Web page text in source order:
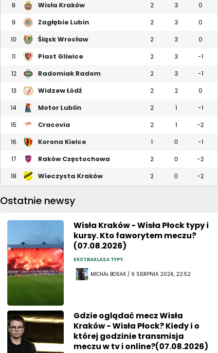
8 Wisła Kraków 2 3 0
9 Zagłębie Lubin 2 3 0
10 Śląsk Wrocław 2 3 0
11 Piast Gliwice 2 3 -1
12 Radomiak Radom 2 3 -1
13 Widzew Łódź 2 2 0
14 Motor Lublin 2 1 -1
15 Cracovia 2 1 -2
16 Korona Kielce 1 0 -1
17 Raków Częstochowa 2 0 -2
18 Wieczysta Kraków 2 0 -2
Ostatnie newsy
Wisła Kraków - Wisła Płock typy i
kursy. Kto faworytem meczu?
(07.08.2026)
EKSTRAKLASA TYPY
MICHAŁ BOSAK / 6 SIERPNIA 2026, 22:52
Gdzie oglądać mecz Wisła
Kraków - Wisła Płock? Kiedy i o
której godzinie transmisja
meczu w tv i online?(07.08.2026)